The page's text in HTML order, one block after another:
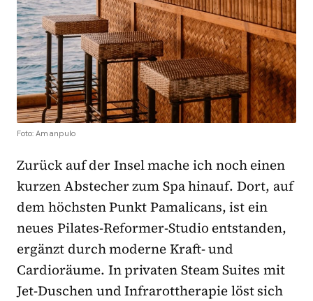
Foto: Amanpulo
Zurück auf der Insel mache ich noch einen
kurzen Abstecher zum Spa hinauf. Dort, auf
dem höchsten Punkt Pamalicans, ist ein
neues Pilates-Reformer-Studio entstanden,
ergänzt durch moderne Kraft- und
Cardioräume. In privaten Steam Suites mit
Jet-Duschen und Infrarottherapie löst sich